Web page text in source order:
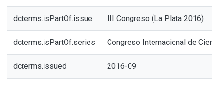
dcterms.isPartOf.issue III Congreso (La Plata 2016)
dcterms.isPartOf.series Congreso Internacional de
dcterms.issued 2016-09